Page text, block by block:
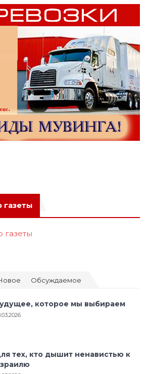
газеты
Обсуждаемое
которое мы выбираем
тех, кто дышит ненавистью к